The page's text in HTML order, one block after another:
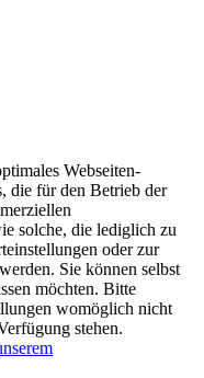
Webseiten-
die für den Betrieb der
solche, die lediglich zu
oder zur
Sie können selbst
möchten. Bitte
womöglich nicht
stehen.